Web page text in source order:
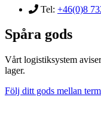
Tel: +46(0)8
Spåra gods
Vårt logistiksystem
lager.
Följ ditt gods mellan